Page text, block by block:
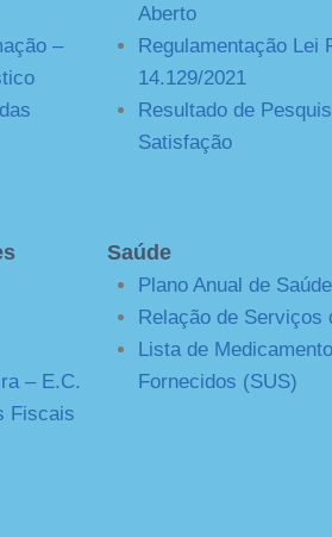
–
Aberto
Regulamentação Lei
14.129/2021
Resultado de
Satisfação
– E.C.
Fiscais
Saúde
Plano Anual de Saúde
Relação de Serviços
Lista de
Fornecidos (SUS)